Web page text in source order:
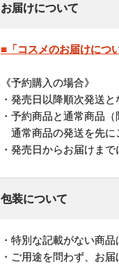
お届けについて
■「コスメのお届けにつ
《予約購入の場合》
・発売日以降順次発送と
・予約商品と通常商品
通常商品の発送を先に
・発売日からお届けま
包装について
・特別な記載がない商
・ご用途を問わず、お